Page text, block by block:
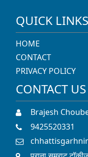
QUICK LINKS
HOME
CONTACT
PRIVACY POLICY
CONTACT US
Brajesh
9425520331